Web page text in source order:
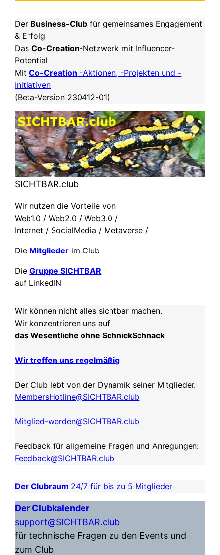
Der Business-Club für gemeinsames Engagement
& Erfolg
DasCo-Creation-Netzwerk mit Influencer-
Potential
MitCo-Creation -Aktionen, -Projekten und -
Initiativen
(Beta-Version 230412-01)
SICHTBAR.club
Wir nutzen die Vorteile von
Web1.0 / Web2.0 / Web3.0 /
Internet / SocialMedia / Metaverse /
Die Mitglieder im Club
DieGruppe SICHTBAR
auf LinkedIN
Wir können nicht alles sichtbar machen.
Wir konzentrieren uns auf
das Wesentliche ohne SchnickSchnack
Wir treffen uns regelmäßig
Der Club lebt von der Dynamik seiner Mitglieder.
MembersHotline@SICHTBAR.club
Mitglied-werden@SICHTBAR.club
Feedback für allgemeine Fragen und Anregungen:
Feedback@SICHTBAR.club
Der Clubraum 24/7 für bis zu 5 Mitglieder
Der Clubkalender
support@SICHTBAR.club
für technische Fragen zu den Events und
zum Club